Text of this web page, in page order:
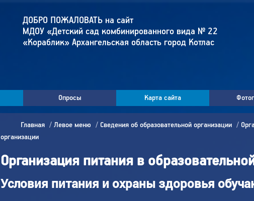
ДОБРО ПОЖАЛОВАТЬ на сайт
МДОУ «Детский сад комбинированного вида № 22
«Кораблик» Архангельская область город Котлас
Опросы Карта сайта
Главная Левое меню Сведения об образовательной организации
организации
Организация питания в
Условия питания и охраны здоровья